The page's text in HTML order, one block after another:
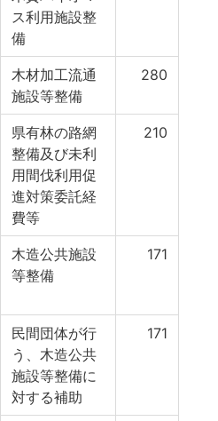
ス利用施設整
備
木材加工流通
施設等整備
280
県有林の路網
整備及び未利
用間伐利用促
進対策委託経
費等
210
木造公共施設
等整備
171
民間団体が行
う、木造公共
施設等整備に
対する補助
171